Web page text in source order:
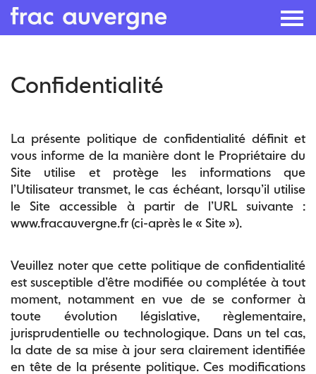
Confidentialité
La présente politique de confidentialité définit et
vous informe de la manière dont le Propriétaire du
Site utilise et protège les informations que
l’Utilisateur transmet, le cas échéant, lorsqu’il utilise
le Site accessible à partir de l’URL suivante :
www.fracauvergne.fr (ci-après le « Site »).
Veuillez noter que cette politique de confidentialité
est susceptible d’être modifiée ou complétée à tout
moment, notamment en vue de se conformer à
toute évolution législative, règlementaire,
jurisprudentielle ou technologique. Dans un tel cas,
la date de sa mise à jour sera clairement identifiée
en tête de la présente politique. Ces modifications